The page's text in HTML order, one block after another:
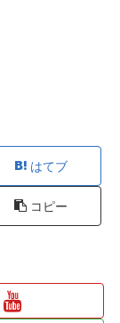
はてブ
コピー